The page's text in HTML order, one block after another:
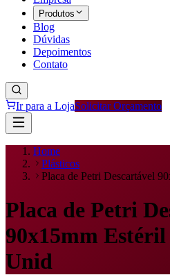
Produtos
Blog
Dúvidas
Depoimentos
Contato
Ir para a LojaSolicitar Orçamento
Home
Plásticos
Placa de Petri Descartável
Placa de Petri
90x15mm
Unid